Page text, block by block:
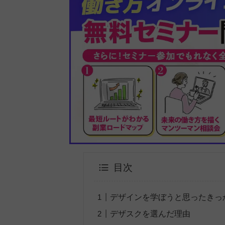
目次
デザインを学ぼうと思ったきっ
デザスクを選んだ理由